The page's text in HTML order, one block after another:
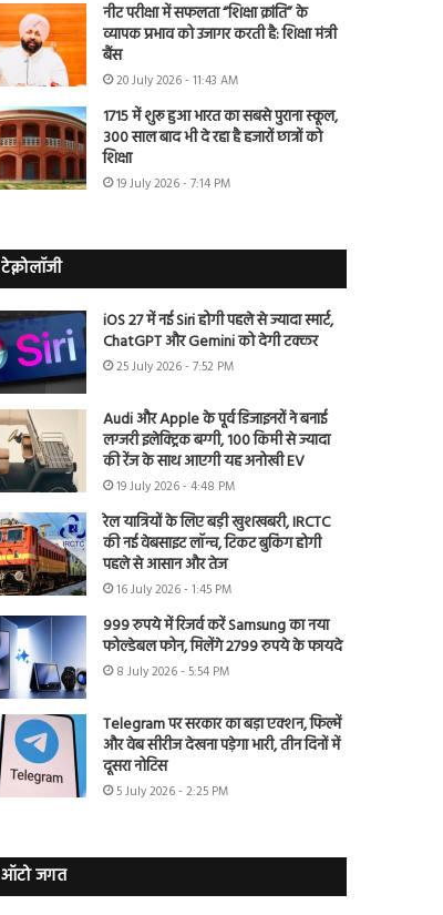
नीट परीक्षा में सफलता “शिक्षा क्रांति” के
व्यापक प्रभाव को उजागर करती है: शिक्षा मंत्री
बैंस
20 July 2026 - 11:43 AM
1715 में शुरू हुआ भारत का सबसे पुराना स्कूल,
300 साल बाद भी दे रहा है हजारों छात्रों को
शिक्षा
19 July 2026 - 7:14 PM
टेक्नोलॉजी
iOS 27 में नई Siri होगी पहले से ज्यादा स्मार्ट,
ChatGPT और Gemini को देगी टक्कर
25 July 2026 - 7:52 PM
Audi और Apple के पूर्व डिजाइनरों ने बनाई
लग्जरी इलेक्ट्रिक बग्गी, 100 किमी से ज्यादा
की रेंज के साथ आएगी यह अनोखी EV
19 July 2026 - 4:48 PM
रेल यात्रियों के लिए बड़ी खुशखबरी, IRCTC
की नई वेबसाइट लॉन्च, टिकट बुकिंग होगी
पहले से आसान और तेज
16 July 2026 - 1:45 PM
999 रुपये में रिजर्व करें Samsung का नया
फोल्डेबल फोन, मिलेंगे 2799 रुपये के फायदे
8 July 2026 - 5:54 PM
Telegram पर सरकार का बड़ा एक्शन, फिल्में
और वेब सीरीज देखना पड़ेगा भारी, तीन दिनों में
दूसरा नोटिस
5 July 2026 - 2:25 PM
ऑटो जगत